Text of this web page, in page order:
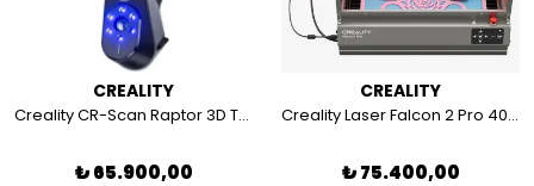
CREALITY
Creality CR-Scan Raptor 3D Tarayıcı
₺ 65.900,00
CREALITY
Creality Laser Falcon 2 Pro 40W 3D Lazer Oyma Makinesi
₺ 75.400,00